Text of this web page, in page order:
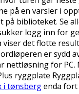
på en varsler i
biblioteket. Se
logg inn for
viser det flotte
er sydd
for
ryggplate
i tønsbergenda fort